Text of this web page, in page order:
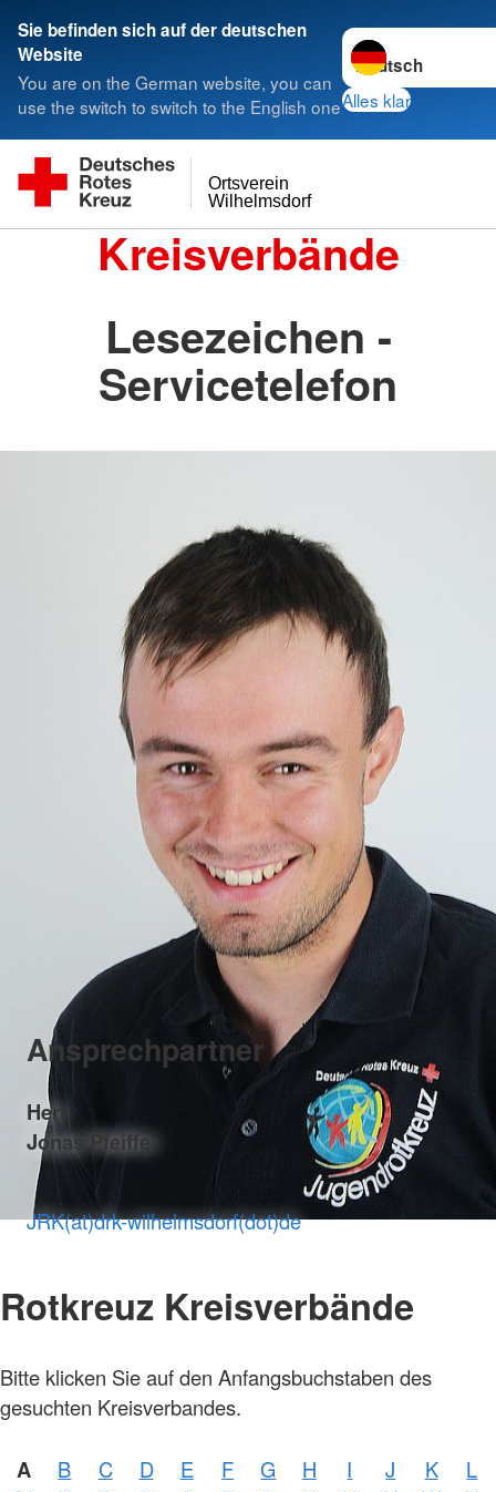
Sie befinden sich auf der deutschen
Website
You are on the German website, you can
use the switch to switch to the English one
Sprache wechseln
Alles klar
Wilhelmsdorf
Ortsverein
Kreisverbände
Lesezeichen -
Servicetelefon
Ansprechpartner
Herr
Jonas Pfeiffer
JRK(at)drk-wilhelmsdorf(dot)de
Rotkreuz Kreisverbände
Bitte klicken Sie auf den Anfangsbuchstaben des
gesuchten Kreisverbandes.
A B C D E F G H I J K
L